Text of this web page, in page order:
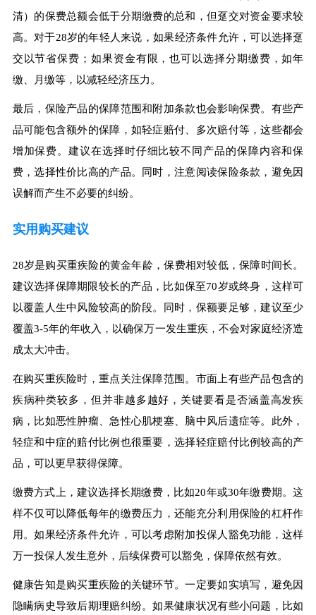
清）的保费总额会低于分期缴费的总和，但趸交对资金要求较
高。对于28岁的年轻人来说，如果经济条件允许，可以选择趸
交以节省保费；如果资金有限，也可以选择分期缴费，如年
缴、月缴等，以减轻经济压力。
最后，保险产品的保障范围和附加条款也会影响保费。有些产
品可能包含额外的保障，如轻症赔付、多次赔付等，这些都会
增加保费。建议在选择时仔细比较不同产品的保障内容和保
费，选择性价比高的产品。同时，注意阅读保险条款，避免因
误解而产生不必要的纠纷。
实用购买建议
28岁是购买重疾险的黄金年龄，保费相对较低，保障时间长。
建议选择保障期限较长的产品，比如保至70岁或终身，这样可
以覆盖人生中风险较高的阶段。同时，保额要足够，建议至少
覆盖3-5年的年收入，以确保万一发生重疾，不会对家庭经济造
成太大冲击。
在购买重疾险时，重点关注保障范围。市面上有些产品包含的
疾病种类较多，但并非越多越好，关键要看是否涵盖高发疾
病，比如恶性肿瘤、急性心肌梗塞、脑中风后遗症等。此外，
轻症和中症的赔付比例也很重要，选择轻症赔付比例较高的产
品，可以更早获得保障。
缴费方式上，建议选择长期缴费，比如20年或30年缴费期。这
样不仅可以降低每年的缴费压力，还能充分利用保险的杠杆作
用。如果经济条件允许，可以考虑附加投保人豁免功能，这样
万一投保人发生意外，后续保费可以豁免，保障依然有效。
健康告知是购买重疾险的关键环节。一定要如实填写，避免因
隐瞒病史导致后期理赔纠纷。如果健康状况有些小问题，比如